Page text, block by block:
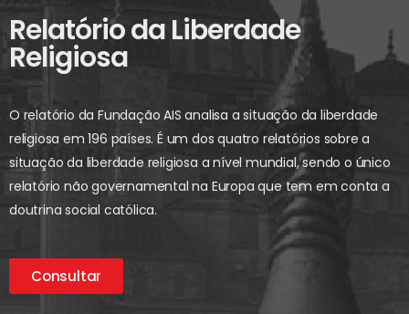
Relatório da Liberdade
Religiosa
O relatório da Fundação AIS analisa a situação da liberdade
religiosa em 196 países. É um dos quatro relatórios sobre a
situação da liberdade religiosa a nível mundial, sendo o único
relatório não governamental na Europa que tem em conta a
doutrina social católica.
Consultar